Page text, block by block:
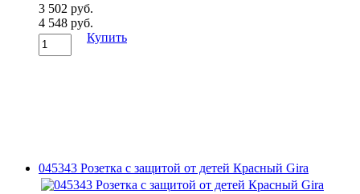
3 502 руб.
4 548 руб.
Купить
045343 Розетка с защитой от детей Красный Gira